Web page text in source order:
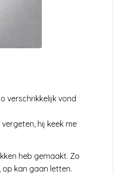
verschrikkelijk vond
hij keek me
heb gemaakt. Zo
op kan gaan letten.